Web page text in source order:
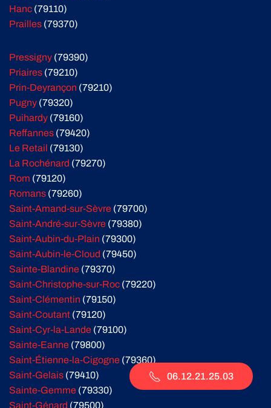
Hanc (79110)
Prailles (79370)
Pressigny (79390)
Priaires (79210)
Prin-Deyrançon (79210)
Pugny (79320)
Puihardy (79160)
Reffannes (79420)
Le Retail (79130)
La Rochénard (79270)
Rom (79120)
Romans (79260)
Saint-Amand-sur-Sèvre (79700)
Saint-André-sur-Sèvre (79380)
Saint-Aubin-du-Plain (79300)
Saint-Aubin-le-Cloud (79450)
Sainte-Blandine (79370)
Saint-Christophe-sur-Roc (79220)
Saint-Clémentin (79150)
Saint-Coutant (79120)
Saint-Cyr-la-Lande (79100)
Sainte-Eanne (79800)
Saint-Étienne-la-Cigogne (79360)
Saint-Gelais (79410)
Sainte-Gemme (79330)
Saint-Génard (79500)
06.12.21.25.03